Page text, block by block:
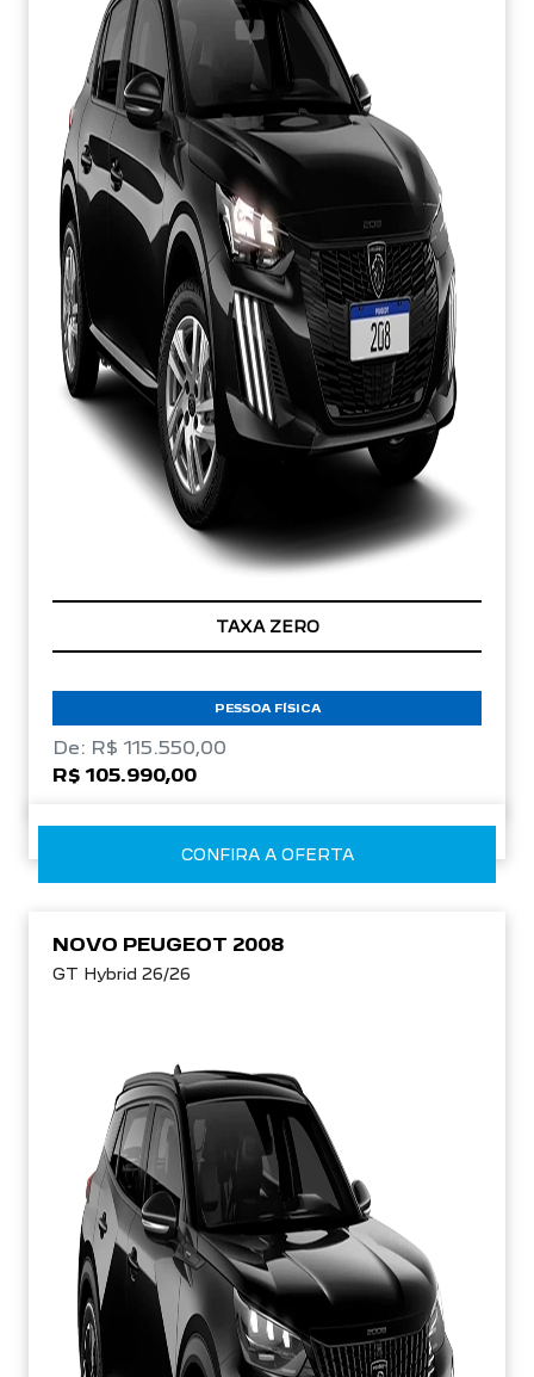
TAXA ZERO
PESSOA FÍSICA
De: R$ 115.550,00
R$ 105.990,00
CONFIRA A OFERTA
NOVO PEUGEOT 2008
GT Hybrid 26/26